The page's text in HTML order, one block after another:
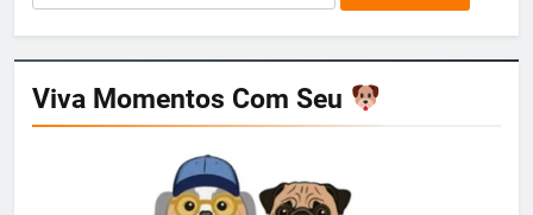
por:
Viva Momentos Com Seu